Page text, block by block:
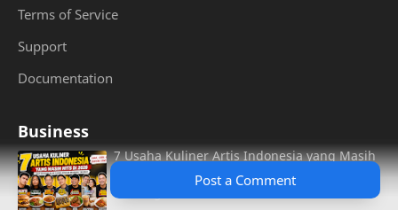
Post a Comment
Terms of Service
Support
Documentation
Business
7 Usaha Kuliner Artis Indonesia yang Masih
Hits di 2026, Dari Burger Aldi Taher hingga
Warung Taburai